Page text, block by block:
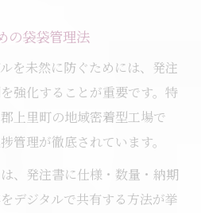
の袋袋管理法
を未然に防ぐためには、発注
強化することが重要です。特
上里町の地域密着型工場で
管理が徹底されています。
、発注書に仕様・数量・納期
デジタルで共有する方法が挙